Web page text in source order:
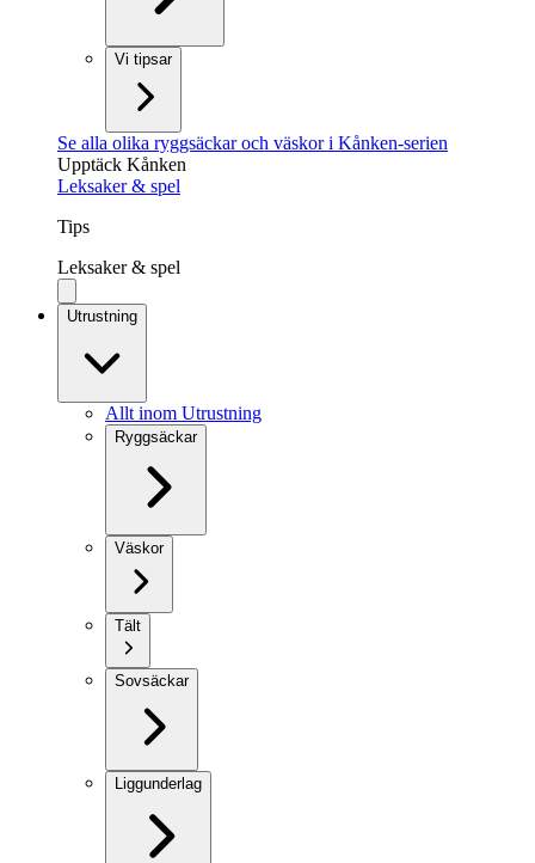
Vi tipsar
Se alla olika ryggsäckar och väskor i Kånken-serien
Upptäck Kånken
Leksaker & spel
Tips
Leksaker & spel
Utrustning
Allt inom Utrustning
Ryggsäckar
Väskor
Tält
Sovsäckar
Liggunderlag